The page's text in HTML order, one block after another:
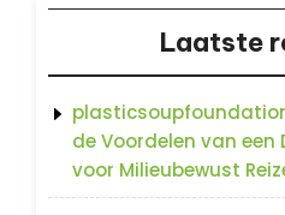
Laatste
de Voordelen van
voor Milieubewust